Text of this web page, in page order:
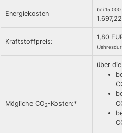
Energiekosten
bei
Kraftstoffpreis:
1,80
Mögliche CO2-Kosten:*
über